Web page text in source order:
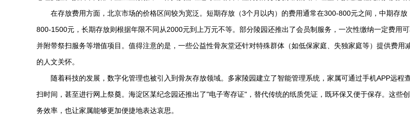
在存放费用方面，北京市场的价格区间较为宽泛。短期存放（3个月以内）的费用通常在300-800元之间，中期存放
800-1500元，长期存放则根据年限不同从2000元到上万元不等。部分陵园还推出了会员制服务，一次性缴纳一定费用可
并附带祭扫服务等增值项目。值得注意的是，一些公益性骨灰堂还针对特殊群体（如低保家庭、失独家庭等）提供费用
的人文关怀。
随着科技的发展，数字化管理也被引入到骨灰存放领域。多家陵园建立了智能管理系统，家属可通过手机APP远程
扫时间，甚至进行网上祭奠。海淀区某纪念园还推出了"电子寄存证"，替代传统的纸质凭证，既环保又便于保存。这些
务效率，也让家属能够更加便捷地表达哀思。